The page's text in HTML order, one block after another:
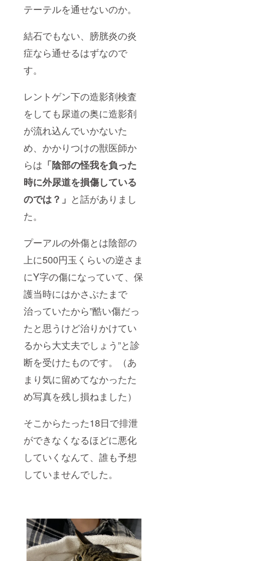
テーテルを通せないのか。
結石でもない、膀胱炎の炎
症なら通せるはずなので
す。
レントゲン下の造影剤検査
をしても尿道の奥に造影剤
が流れ込んでいかないた
め、かかりつけの獣医師か
らは 「陰部の怪我を負った
時に外尿道を損傷している
のでは？」 と話がありまし
た。
プーアルの外傷とは陰部の
上に500円玉くらいの逆さま
にY字の傷になっていて、保
護当時にはかさぶたまで
治っていたから”酷い傷だっ
たと思うけど治りかけてい
るから大丈夫でしょう”と診
断を受けたものです。（あ
まり気に留めてなかったた
め写真を残し損ねました）
そこからたった18日で排泄
ができなくなるほどに悪化
していくなんて、誰も予想
していませんでした。